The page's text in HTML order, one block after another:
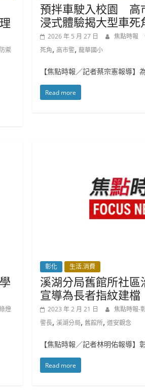
禦
預拌車駛入校園 高
浸式體驗揭大型車死
2026 年 5 月 27 日 焦點時報
死角,高市警,龍華國小
【焦點時報／記者蔡宗憲報導】
Read more
燈
彰化 生活.消費
溪湖分局舊館所社
宣導為長者指紋建檔
2023 年 2 月 21 日 焦點時報-
警長,溪湖分局,舊館所,道安觀念
【焦點時報／記者林明佑報導】
Read more